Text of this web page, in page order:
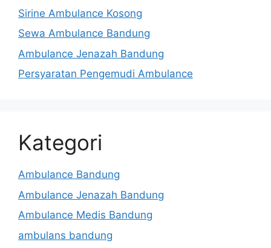
Sirine Ambulance Kosong
Sewa Ambulance Bandung
Ambulance Jenazah Bandung
Persyaratan Pengemudi Ambulance
Kategori
Ambulance Bandung
Ambulance Jenazah Bandung
Ambulance Medis Bandung
ambulans bandung